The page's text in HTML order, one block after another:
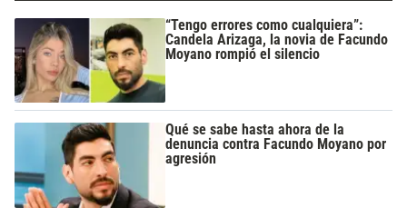
“Tengo errores como cualquiera”:
Candela Arizaga, la novia de Facundo
Moyano rompió el silencio
Qué se sabe hasta ahora de la
denuncia contra Facundo Moyano por
agresión